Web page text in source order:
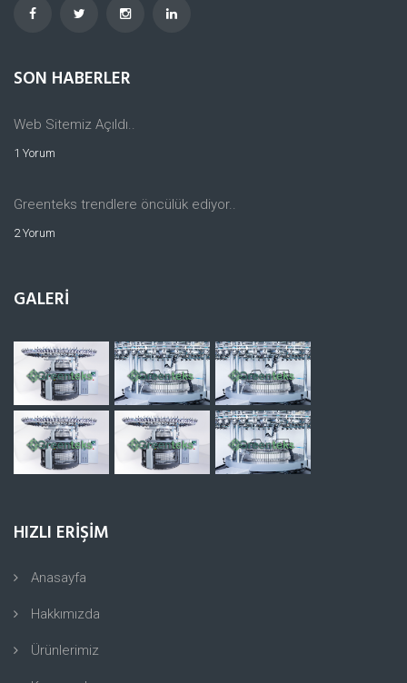
SON HABERLER
Web Sitemiz Açıldı..
1 Yorum
Greenteks trendlere öncülük ediyor..
2 Yorum
GALERİ
HIZLI ERİŞİM
Anasayfa
Hakkımızda
Ürünlerimiz